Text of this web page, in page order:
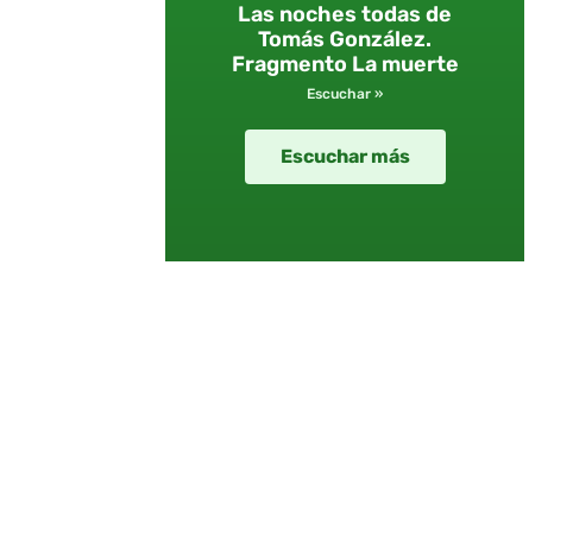
Las noches todas de
Tomás González.
Fragmento La muerte
Escuchar »
Escuchar más